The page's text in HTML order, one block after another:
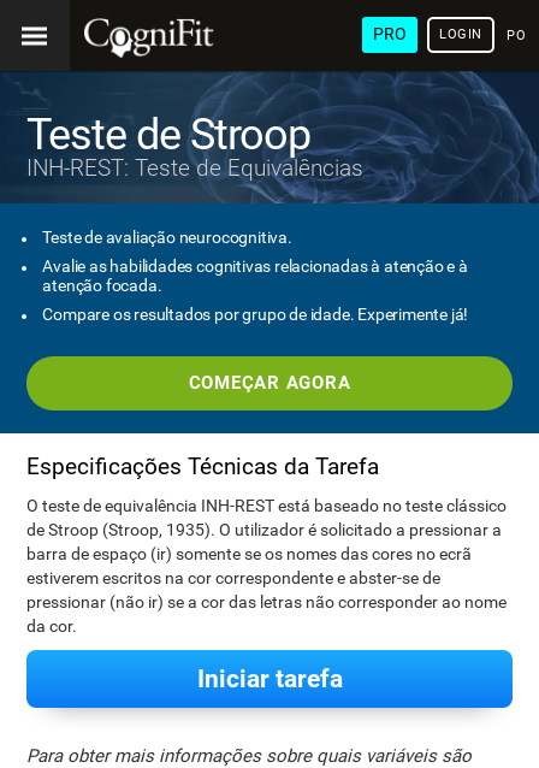
PRO LOGIN
Teste de Stroop
INH-REST: Teste de Equivalências
Teste de avaliação neurocognitiva.
Avalie as habilidades cognitivas relacionadas à atenção e à
atenção focada.
Compare os resultados por grupo de idade. Experimente já!
COMEÇAR AGORA
Especificações Técnicas da Tarefa
O teste de equivalência INH-REST está baseado no teste clássico
de Stroop (Stroop, 1935). O utilizador é solicitado a pressionar a
barra de espaço (ir) somente se os nomes das cores no ecrã
estiverem escritos na cor correspondente e abster-se de
pressionar (não ir) se a cor das letras não corresponder ao nome
da cor.
Iniciar tarefa
Para obter mais informações sobre quais variáveis são